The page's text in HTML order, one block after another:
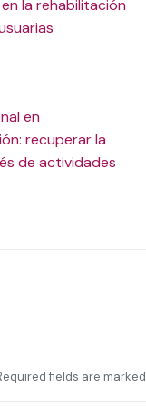
la rehabilitación
en
recuperar la
de actividades
fields are marked